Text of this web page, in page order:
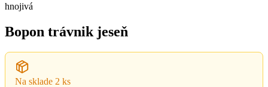
hnojivá
Bopon trávnik jeseň
Na sklade 2 ks